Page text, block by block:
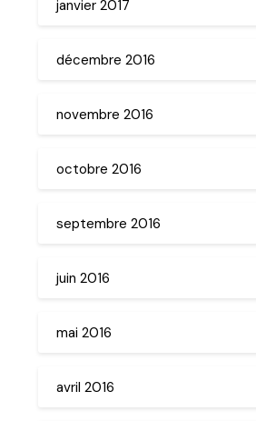
janvier 2017
décembre 2016
novembre 2016
octobre 2016
septembre 2016
juin 2016
mai 2016
avril 2016